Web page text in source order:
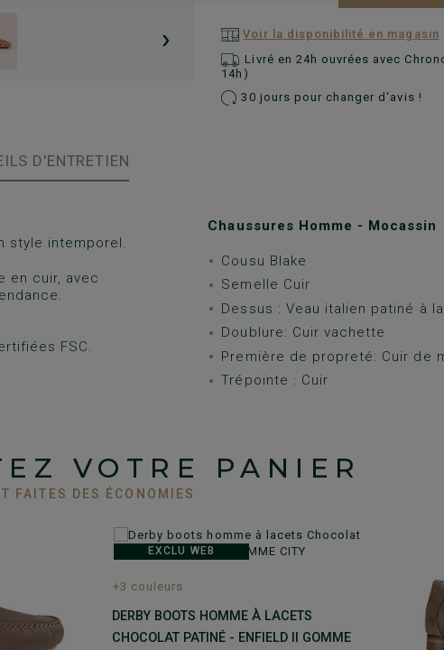
Voir la disponibilité en magasin
Livré en 24h ouvrées avec
14h)
30 jours pour changer d'avis !
›
D'ENTRETIEN
style intemporel.
en cuir, avec
FSC.
Chaussures Homme - Mocassin
Cousu Blake
Semelle Cuir
Dessus : Veau italien patiné à
Doublure: Cuir vachette
Première de propreté: Cuir de
Trépointe : Cuir
VOTRE PANIER
FAITES DES ÉCONOMIES
EXCLU WEB
+3 couleurs
DERBY BOOTS HOMME À LACETS
CHOCOLAT PATINÉ - ENFIELD II GOMME